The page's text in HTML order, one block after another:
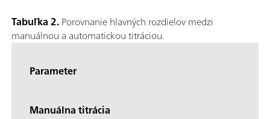
Tabuľka 2.Porovnanie hlavných rozdielov medzi
manuálnou a automatickou titráciou.
Parameter
Manuálna titrácia